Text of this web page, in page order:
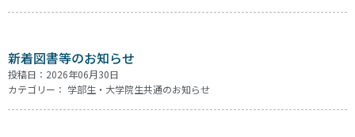
新着図書等のお知らせ
投稿日：2026年06月30日
カテゴリー： 学部生・大学院生共通のお知らせ